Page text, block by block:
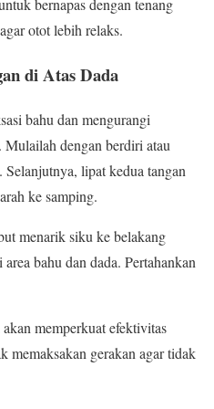
bernapas dengan tenang
otot lebih relaks.
di Atas Dada
bahu dan mengurangi
Mulailah dengan berdiri atau
lipat kedua tangan
ke samping.
menarik siku ke belakang
bahu dan dada. Pertahankan
memperkuat efektivitas
memaksakan gerakan agar tidak